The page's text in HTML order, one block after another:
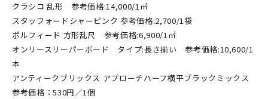
クラシコ 乱形 参考価格:14,000/1㎡
スタッフォードシャーピンク 参考価格:2,700/1袋
ポルフィード 方形乱尺 参考価格:6,900/1㎡
オンリースリーパーボード タイプ:長さ揃い 参考価格:10,600/1
本
アンティークブリックス アプローチハーフ横平ブラックミックス
参考価格：530円／1個